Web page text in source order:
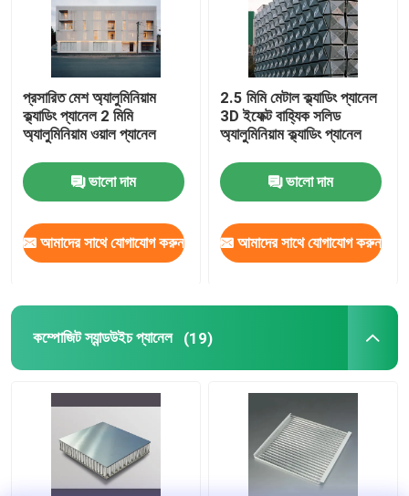
প্রসারিত মেশ অ্যালুমিনিয়াম
ক্ল্যাডিং প্যানেল 2 মিমি
অ্যালুমিনিয়াম ওয়াল প্যানেল
ভালো দাম
আমাদের সাথে যোগাযোগ করুন
2.5 মিমি মেটাল ক্ল্যাডিং প্যানেল
3D ইফেক্ট বাহ্যিক সলিড
অ্যালুমিনিয়াম ক্ল্যাডিং প্যানেল
ভালো দাম
আমাদের সাথে যোগাযোগ করুন
কম্পোজিট স্যান্ডউইচ প্যানেল (19)